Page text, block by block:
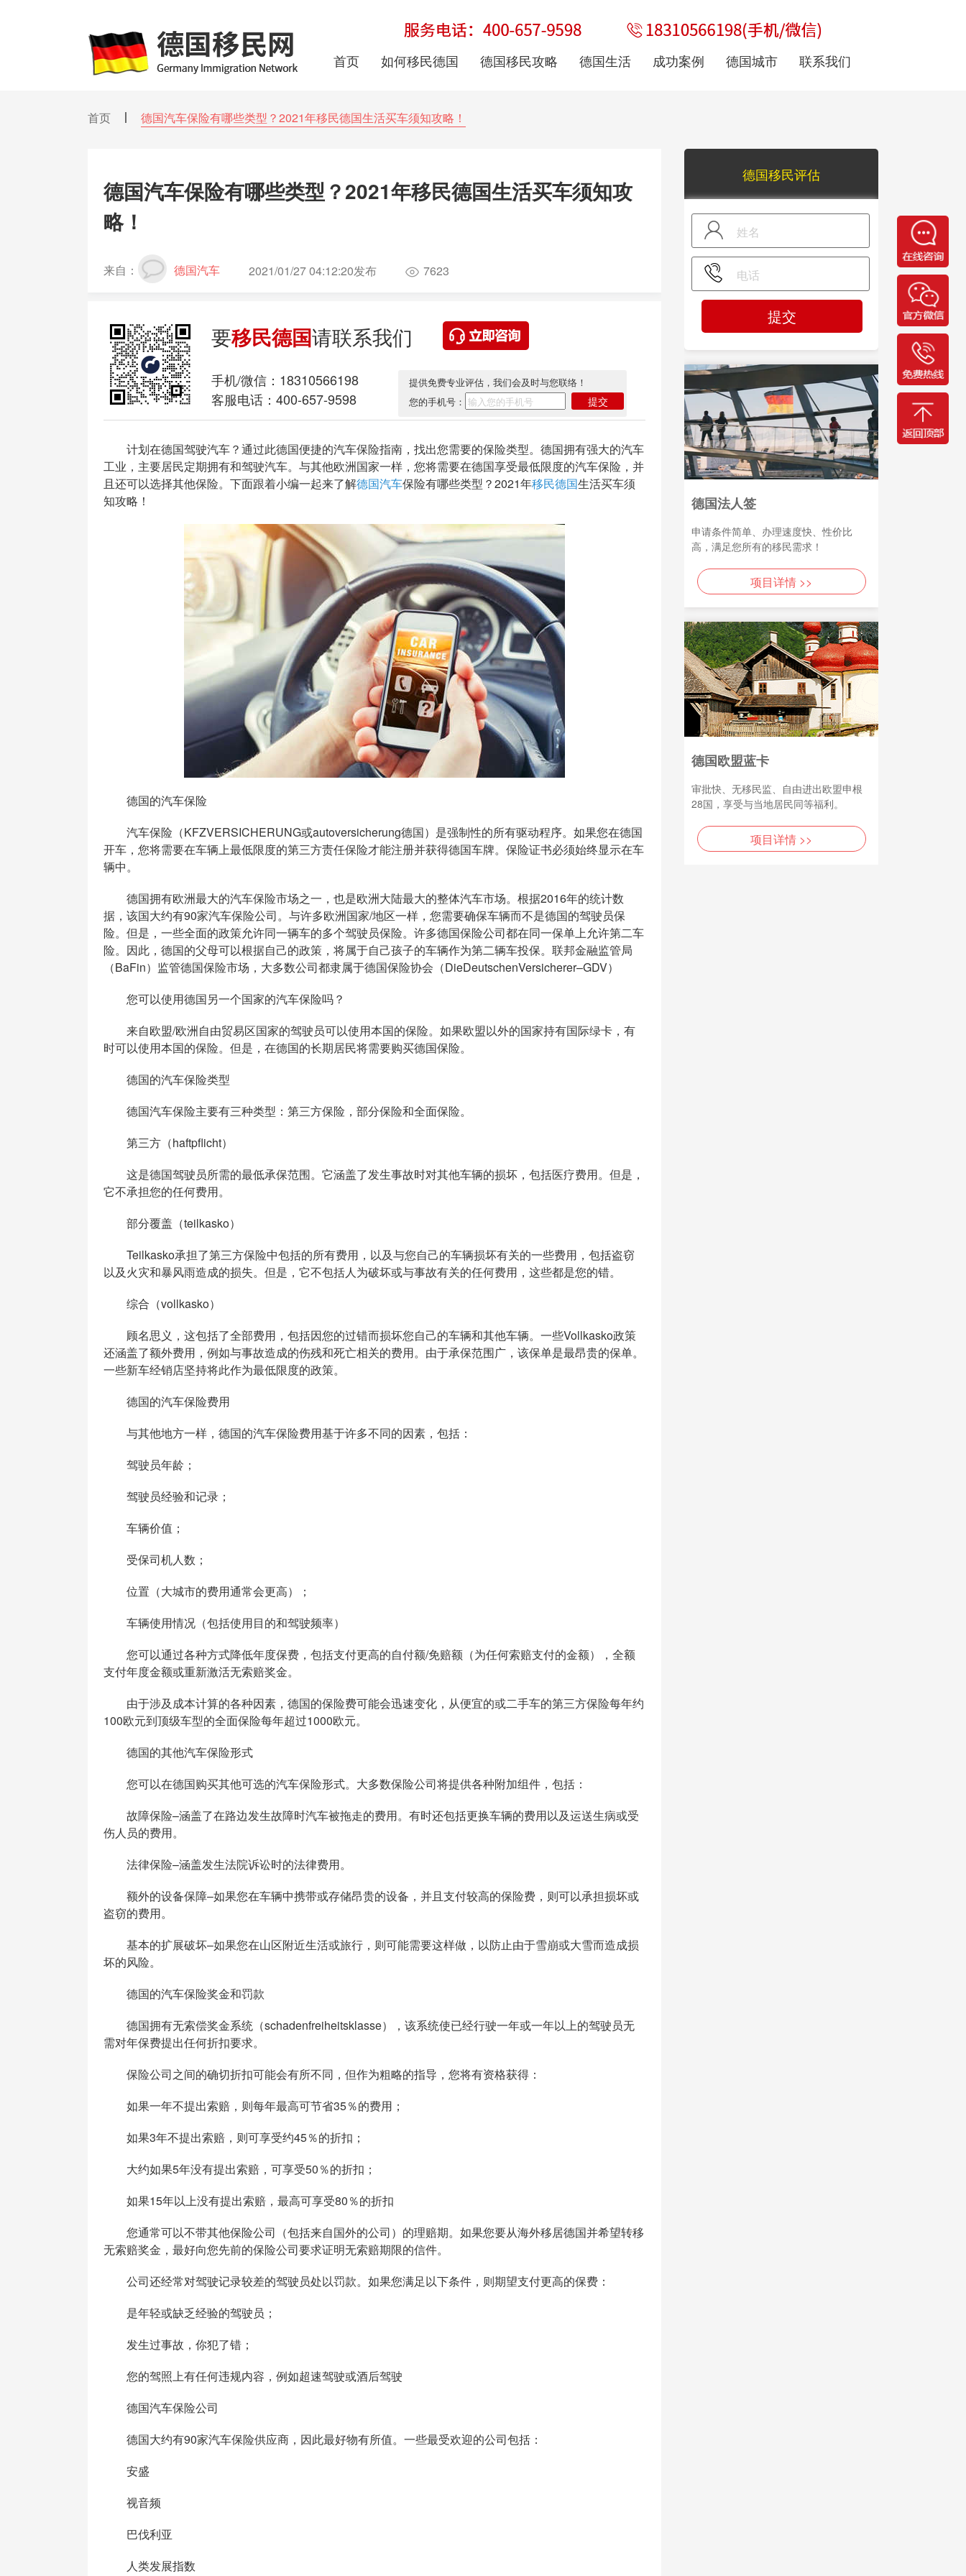
首页 如何移民德国 德国移民攻略 德国生活 成功案例 德国城市 联系我们
首页 德国汽车保险有哪些类型？2021年移民德国生活买车须知攻略！
德国汽车保险有哪些类型？2021年移民德国生活买车须知攻
略！
来自： 德国汽车 2021/01/27 04:12:20发布 7623
要移民德国请联系我们
手机/微信： 18310566198
客服电话：400-657-9598
提供免费专业评估，我们会及时与您联络！
您的手机号：
提交
计划在德国驾驶汽车？通过此德国便捷的汽车保险指南，找出您需要的保险类型。德国拥有强大的汽车
工业，主要居民定期拥有和驾驶汽车。与其他欧洲国家一样，您将需要在德国享受最低限度的汽车保险，并
且还可以选择其他保险。下面跟着小编一起来了解德国汽车保险有哪些类型？2021年移民德国生活买车须
知攻略！
德国的汽车保险
汽车保险（KFZVERSICHERUNG或autoversicherung德国）是强制性的所有驱动程序。如果您在德国
开车，您将需要在车辆上最低限度的第三方责任保险才能注册并获得德国车牌。保险证书必须始终显示在车
辆中。
德国拥有欧洲最大的汽车保险市场之一，也是欧洲大陆最大的整体汽车市场。根据2016年的统计数
据，该国大约有90家汽车保险公司。与许多欧洲国家/地区一样，您需要确保车辆而不是德国的驾驶员保
险。但是，一些全面的政策允许同一辆车的多个驾驶员保险。许多德国保险公司都在同一保单上允许第二车
险。因此，德国的父母可以根据自己的政策，将属于自己孩子的车辆作为第二辆车投保。联邦金融监管局
（BaFin）监管德国保险市场，大多数公司都隶属于德国保险协会（DieDeutschenVersicherer–GDV）
您可以使用德国另一个国家的汽车保险吗？
来自欧盟/欧洲自由贸易区国家的驾驶员可以使用本国的保险。如果欧盟以外的国家持有国际绿卡，有
时可以使用本国的保险。但是，在德国的长期居民将需要购买德国保险。
德国的汽车保险类型
德国汽车保险主要有三种类型：第三方保险，部分保险和全面保险。
第三方（haftpflicht）
这是德国驾驶员所需的最低承保范围。它涵盖了发生事故时对其他车辆的损坏，包括医疗费用。但是，
它不承担您的任何费用。
部分覆盖（teilkasko）
Teilkasko承担了第三方保险中包括的所有费用，以及与您自己的车辆损坏有关的一些费用，包括盗窃
以及火灾和暴风雨造成的损失。但是，它不包括人为破坏或与事故有关的任何费用，这些都是您的错。
综合（vollkasko）
顾名思义，这包括了全部费用，包括因您的过错而损坏您自己的车辆和其他车辆。一些Vollkasko政策
还涵盖了额外费用，例如与事故造成的伤残和死亡相关的费用。由于承保范围广，该保单是最昂贵的保单。
一些新车经销店坚持将此作为最低限度的政策。
德国的汽车保险费用
与其他地方一样，德国的汽车保险费用基于许多不同的因素，包括：
驾驶员年龄；
驾驶员经验和记录；
车辆价值；
受保司机人数；
位置（大城市的费用通常会更高）；
车辆使用情况（包括使用目的和驾驶频率）
您可以通过各种方式降低年度保费，包括支付更高的自付额/免赔额（为任何索赔支付的金额），全额
支付年度金额或重新激活无索赔奖金。
由于涉及成本计算的各种因素，德国的保险费可能会迅速变化，从便宜的或二手车的第三方保险每年约
100欧元到顶级车型的全面保险每年超过1000欧元。
德国的其他汽车保险形式
您可以在德国购买其他可选的汽车保险形式。大多数保险公司将提供各种附加组件，包括：
故障保险–涵盖了在路边发生故障时汽车被拖走的费用。有时还包括更换车辆的费用以及运送生病或受
伤人员的费用。
法律保险–涵盖发生法院诉讼时的法律费用。
额外的设备保障–如果您在车辆中携带或存储昂贵的设备，并且支付较高的保险费，则可以承担损坏或
盗窃的费用。
基本的扩展破坏–如果您在山区附近生活或旅行，则可能需要这样做，以防止由于雪崩或大雪而造成损
坏的风险。
德国的汽车保险奖金和罚款
德国拥有无索偿奖金系统（schadenfreiheitsklasse），该系统使已经行驶一年或一年以上的驾驶员无
需对年保费提出任何折扣要求。
保险公司之间的确切折扣可能会有所不同，但作为粗略的指导，您将有资格获得：
如果一年不提出索赔，则每年最高可节省35％的费用；
如果3年不提出索赔，则可享受约45％的折扣；
大约如果5年没有提出索赔，可享受50％的折扣；
如果15年以上没有提出索赔，最高可享受80％的折扣
您通常可以不带其他保险公司（包括来自国外的公司）的理赔期。如果您要从海外移居德国并希望转移
无索赔奖金，最好向您先前的保险公司要求证明无索赔期限的信件。
公司还经常对驾驶记录较差的驾驶员处以罚款。如果您满足以下条件，则期望支付更高的保费：
是年轻或缺乏经验的驾驶员；
发生过事故，你犯了错；
您的驾照上有任何违规内容，例如超速驾驶或酒后驾驶
德国汽车保险公司
德国大约有90家汽车保险供应商，因此最好物有所值。一些最受欢迎的公司包括：
安盛
视音频
巴伐利亚
人类发展指数
德国移民评估
提交
德国法人签
申请条件简单、办理速度快、性价比
高，满足您所有的移民需求！
项目详情 >>
德国欧盟蓝卡
审批快、无移民监、自由进出欧盟申根
28国，享受与当地居民同等福利。
项目详情 >>